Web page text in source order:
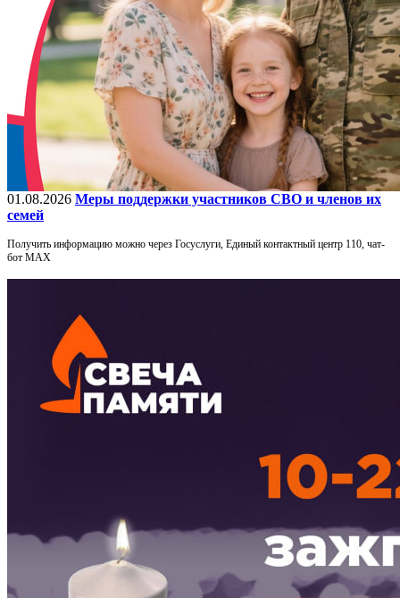
01.08.2026 Меры поддержки участников СВО и членов их
семей
Получить информацию можно через Госуслуги, Единый контактный центр 110, чат-
бот МАХ